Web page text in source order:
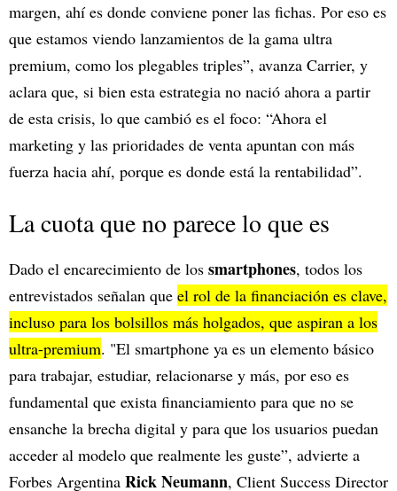
margen, ahí es donde conviene poner las fichas. Por eso es
que estamos viendo lanzamientos de la gama ultra
premium, como los plegables triples”, avanza Carrier, y
aclara que, si bien esta estrategia no nació ahora a partir
de esta crisis, lo que cambió es el foco: “Ahora el
marketing y las prioridades de venta apuntan con más
fuerza hacia ahí, porque es donde está la rentabilidad”.
La cuota que no parece lo que es
Dado el encarecimiento de los smartphones, todos los
entrevistados señalan que el rol de la financiación es clave,
incluso para los bolsillos más holgados, que aspiran a los
ultra-premium. "El smartphone ya es un elemento básico
para trabajar, estudiar, relacionarse y más, por eso es
fundamental que exista financiamiento para que no se
ensanche la brecha digital y para que los usuarios puedan
acceder al modelo que realmente les guste”, advierte a
Forbes Argentina Rick Neumann, Client Success Director